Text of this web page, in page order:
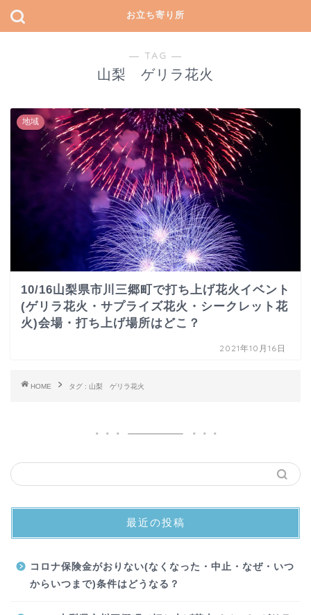
お立ち寄り所
― TAG ―
山梨 ゲリラ花火
地域
10/16山梨県市川三郷町で打ち上げ花火イベント
(ゲリラ花火・サプライズ花火・シークレット花
火)会場・打ち上げ場所はどこ？
2021年10月16日
HOME タグ : 山梨 ゲリラ花火
最近の投稿
コロナ保険金がおりない(なくなった・中止・なぜ・いつ
からいつまで)条件はどうなる？